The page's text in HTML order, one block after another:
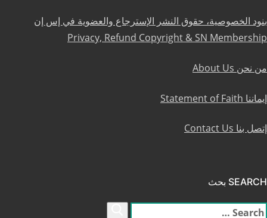
بنود الخصوصية، حقوق النشر الإسترجاع والعضوية في إس إن
Privacy, Refund Copyright & SN Membership
من نحن About Us
إيماننا Statement of Faith
إتصل بنا Contact Us
SEARCH بحث
البحث